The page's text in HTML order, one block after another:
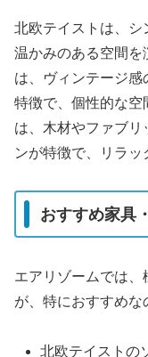
北欧テイストは、シ
温かみのある空間を
は、ヴィンテージ
特徴で、個性的な空
は、木材やファブリ
ンが特徴で、リラッ
おすすめ家具
エアリゾームでは
が、特におすすめな
北欧テイストの